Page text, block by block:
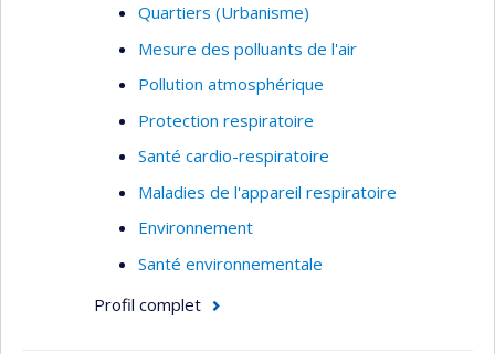
Quartiers (Urbanisme)
Mesure des polluants de l'air
Pollution atmosphérique
Protection respiratoire
Santé cardio-respiratoire
Maladies de l'appareil respiratoire
Environnement
Santé environnementale
Profil complet